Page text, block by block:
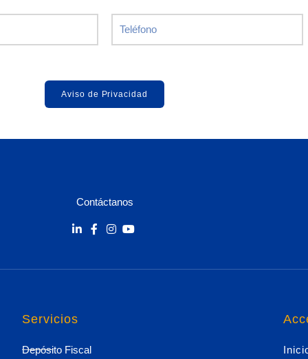
Aviso de Privacidad
Contáctanos
Servicios
Depósito Fiscal